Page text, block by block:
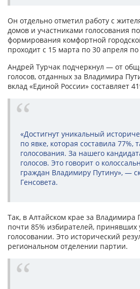
Он отдельно отметил работу с
домов и участниками голосования
формирования комфортной
проходит с 15 марта по 30 апреля
Андрей Турчак подчеркнул — от
голосов, отданных за Владимира
вклад «Единой России» составляет
«Достигнут уникальный
по явке, которая составила 77%,
голосования. За нашего
голосов. Это говорит о
граждан Владимиру Путину», —
Генсовета.
Так, в Алтайском крае за Владимира
почти 85% избирателей, принявших
голосовании. Это исторический
региональном отделении партии.